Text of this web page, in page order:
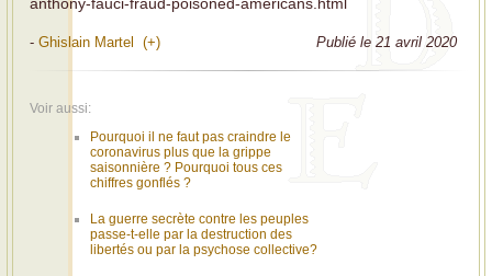
- Ghislain Martel (+) Publié le 21 avril 2020
Voir aussi:
Pourquoi il ne faut pas craindre le
coronavirus plus que la grippe
saisonnière ? Pourquoi tous ces
chiffres gonflés ?
La guerre secrète contre les peuples
passe-t-elle par la destruction des
libertés ou par la psychose collective?